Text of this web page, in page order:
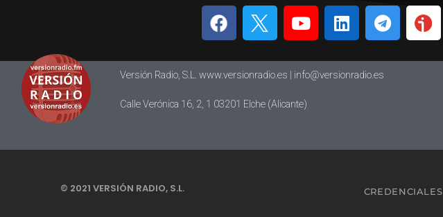
Versión Radio, S.L. www.versionradio.es | info@versionradio.es
Calle Verónica 16, 2, 1 03201 Elche (Alicante)
© 2021 VERSIÓN RADIO, S.L. CREDENCIALES